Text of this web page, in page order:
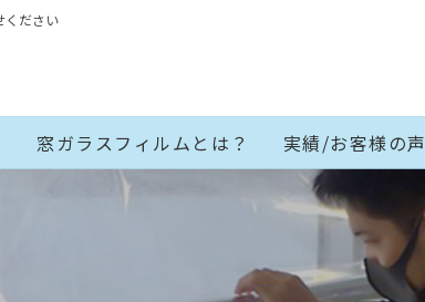
ください
窓ガラスフィルムとは？ 実績/お客様の声